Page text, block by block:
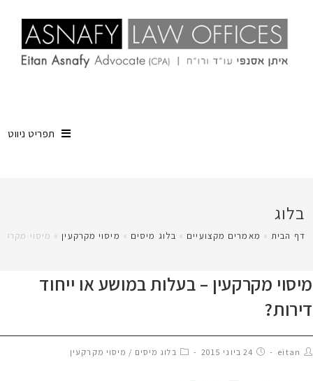
תפריט ניווט
בלוג
דף הבית» מאמרים מקצועיים » בלוג מיסים » מיסוי מקרקעין» מיסוי
מיסוי מקרקעין – בעלות במושע או ייחוד
דירות?
eitan 24 ביוני 2015 בלוג מיסים / מיסוי מקרקעין